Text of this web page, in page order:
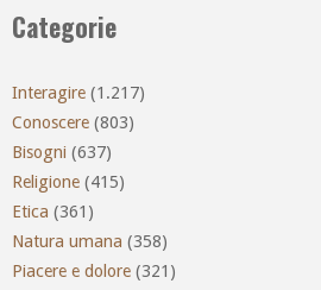
Categorie
Interagire (1.217)
Conoscere (803)
Bisogni (637)
Religione (415)
Etica (361)
Natura umana (358)
Piacere e dolore (321)